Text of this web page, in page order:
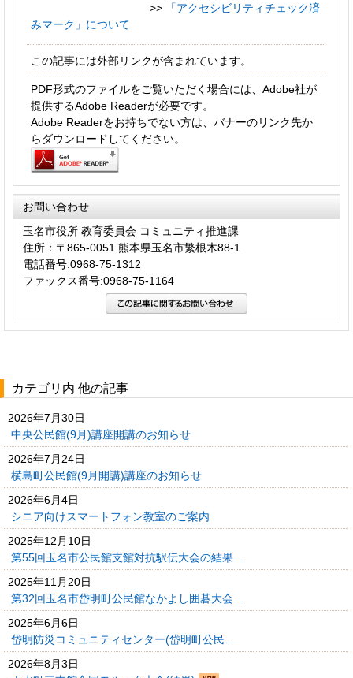
>>
「アクセシビリティチェック済
みマーク」について
この記事には外部リンクが含まれています。
PDF形式のファイルをご覧いただく場合には、Adobe社が
提供するAdobe Readerが必要です。
Adobe Readerをお持ちでない方は、バナーのリンク先か
らダウンロードしてください。
お問い合わせ
玉名市役所 教育委員会 コミュニティ推進課
住所：〒865-0051 熊本県玉名市繁根木88-1
電話番号:0968-75-1312
ファックス番号:0968-75-1164
カテゴリ内 他の記事
2026年7月30日
中央公民館(9月)講座開講のお知らせ
2026年7月24日
横島町公民館(9月開講)講座のお知らせ
2026年6月4日
シニア向けスマートフォン教室のご案内
2025年12月10日
第55回玉名市公民館支館対抗駅伝大会の結果...
2025年11月20日
第32回玉名市岱明町公民館なかよし囲碁大会...
2025年6月6日
岱明防災コミュニティセンター(岱明町公民...
2026年8月3日